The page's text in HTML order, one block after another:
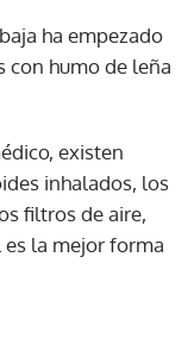
ha empezado
con humo de leña
existen
inhalados, los
filtros de aire,
la mejor forma